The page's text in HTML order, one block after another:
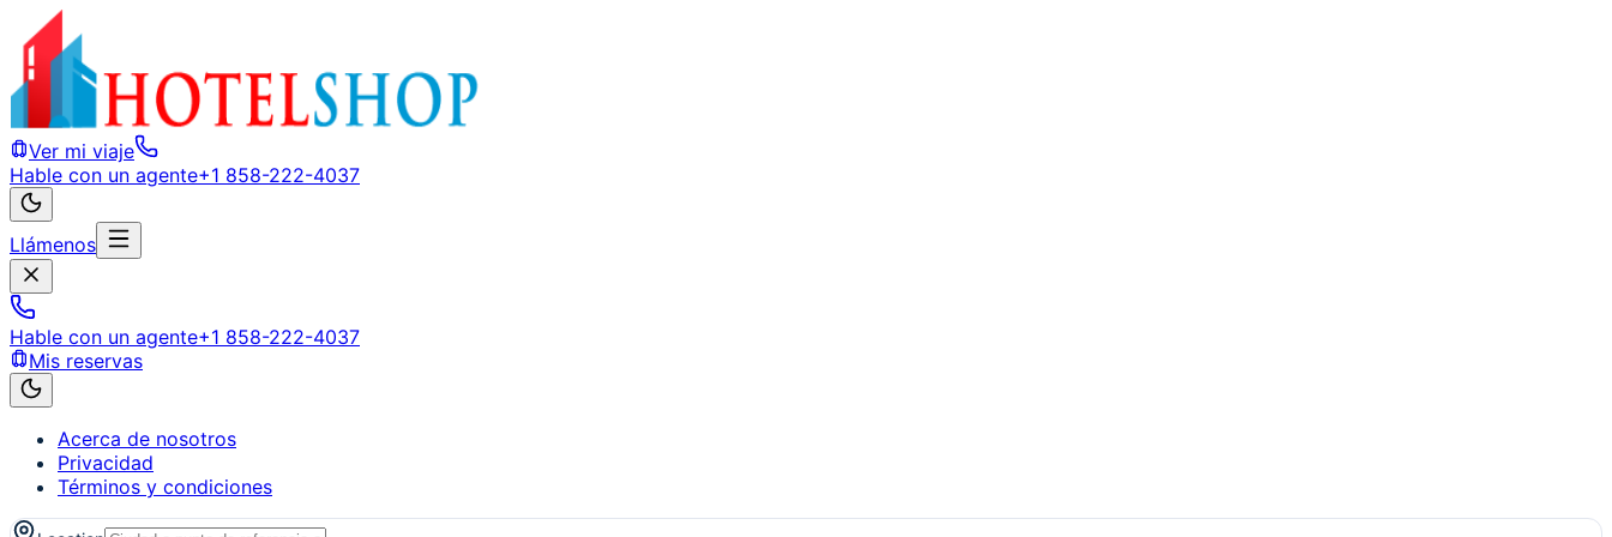
Ver mi viaje
Hable con un agente+1 858-222-4037
Llámenos
Hable con un agente+1 858-222-4037
Mis reservas
Acerca de nosotros
Privacidad
Términos y condiciones